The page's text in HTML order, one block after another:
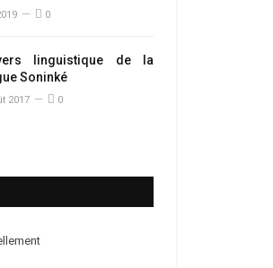
0
linguistique de la
Soninké
2017 0